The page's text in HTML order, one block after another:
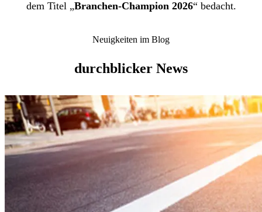
dem Titel „Branchen-Champion 2026“ bedacht.
Neuigkeiten im Blog
durchblicker News